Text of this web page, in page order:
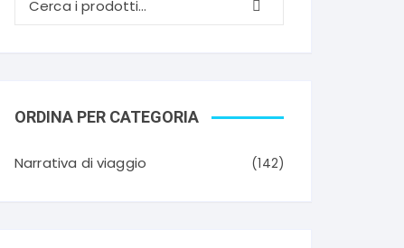
ORDINA PER CATEGORIA
Narrativa di viaggio (142)